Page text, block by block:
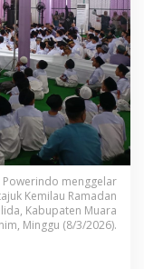
Powerindo menggelar
Kemilau Ramadan
Kabupaten Muara
Minggu (8/3/2026).